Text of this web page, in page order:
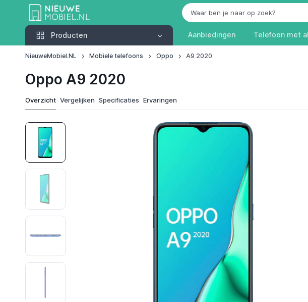
Producten
Producten Aanbiedingen Telefoon met
NieuweMobiel.NL Mobiele telefoons Oppo A9 2020
Oppo A9 2020
Overzicht Vergelijken Specificaties Ervaringen